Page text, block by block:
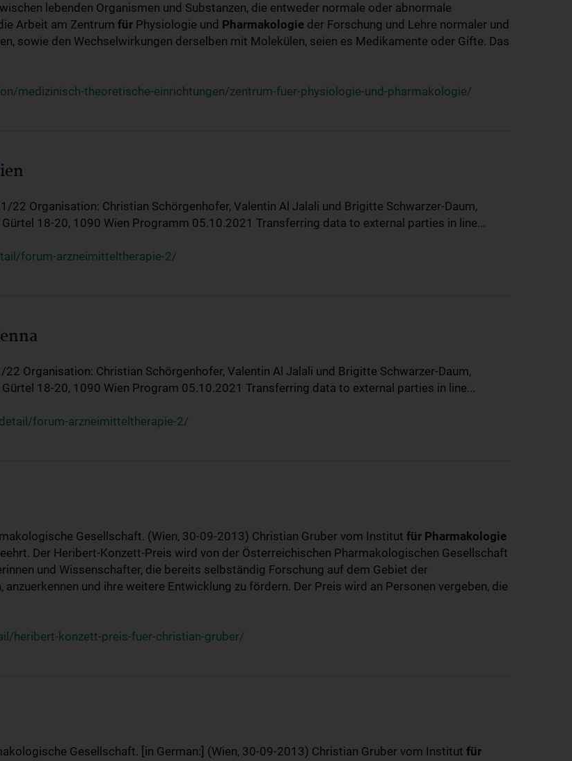
lebenden Organismen und Substanzen, die entweder normale oder abnormale
Arbeit am Zentrum für Physiologie und Pharmakologie der Forschung und Lehre normaler und
sowie den Wechselwirkungen derselben mit Molekülen, seien es Medikamente oder Gifte. Das
medizinisch-theoretische-einrichtungen/zentrum-fuer-physiologie-und-pharmakologie/
Organisation: Christian Schörgenhofer, Valentin Al Jalali und Brigitte Schwarzer-Daum,
Gürtel 18-20, 1090 Wien Programm 05.10.2021 Transferring data to external parties in line...
forum-arzneimitteltherapie-2/
Organisation: Christian Schörgenhofer, Valentin Al Jalali und Brigitte Schwarzer-Daum,
Gürtel 18-20, 1090 Wien Program 05.10.2021 Transferring data to external parties in line...
forum-arzneimitteltherapie-2/
Gesellschaft. (Wien, 30-09-2013) Christian Gruber vom Institut für Pharmakologie
Der Heribert-Konzett-Preis wird von der Österreichischen Pharmakologischen Gesellschaft
und Wissenschafter, die bereits selbständig Forschung auf dem Gebiet der
anzuerkennen und ihre weitere Entwicklung zu fördern. Der Preis wird an Personen vergeben, die
heribert-konzett-preis-fuer-christian-gruber/
Gesellschaft. [in German:] (Wien, 30-09-2013) Christian Gruber vom Institut für